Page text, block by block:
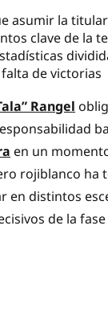
asumir la
clave de la
de victorias
Rangel
en un
rojiblanco ha
en distintos
de la